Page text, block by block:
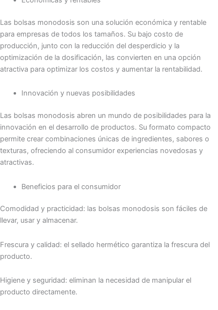
Las bolsas monodosis son una solución económica y rentable
para empresas de todos los tamaños. Su bajo costo de
producción, junto con la reducción del desperdicio y la
optimización de la dosificación, las convierten en una opción
atractiva para optimizar los costos y aumentar la rentabilidad.
Innovación y nuevas posibilidades
Las bolsas monodosis abren un mundo de posibilidades para la
innovación en el desarrollo de productos. Su formato compacto
permite crear combinaciones únicas de ingredientes, sabores o
texturas, ofreciendo al consumidor experiencias novedosas y
atractivas.
Beneficios para el consumidor
Comodidad y practicidad: las bolsas monodosis son fáciles de
llevar, usar y almacenar.
Frescura y calidad: el sellado hermético garantiza la frescura del
producto.
Higiene y seguridad: eliminan la necesidad de manipular el
producto directamente.